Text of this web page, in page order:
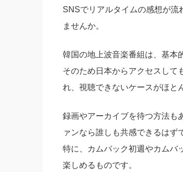
SNSでリアルタイムの感想が流
ませんか。
韓国の地上波音楽番組は、基本
そのため日本からアクセスして
れ、視聴できないケースがほと
録画やアーカイブを待つ方法も
ァンなら誰しも共感できるはず
特に、カムバック初週やカムバ
楽しめるものです。